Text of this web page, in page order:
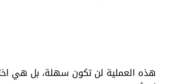
هذه العملية لن تكون سهلة، بل هي